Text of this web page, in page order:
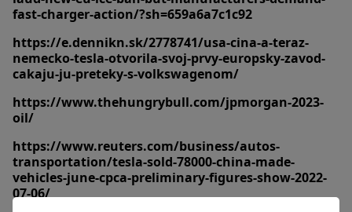
fast-charger-action/?sh=659a6a7c1c92
https://e.dennikn.sk/2778741/usa-cina-a-teraz-
nemecko-tesla-otvorila-svoj-prvy-europsky-zavod-
cakaju-ju-preteky-s-volkswagenom/
https://www.thehungrybull.com/jpmorgan-2023-
oil/
https://www.reuters.com/business/autos-
transportation/tesla-sold-78000-china-made-
vehicles-june-cpca-preliminary-figures-show-2022-
07-06/